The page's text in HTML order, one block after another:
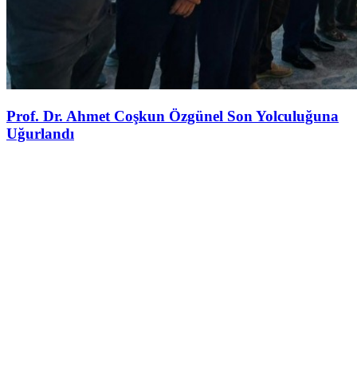
Prof. Dr. Ahmet Coşkun Özgünel Son Yolculuğuna
Uğurlandı